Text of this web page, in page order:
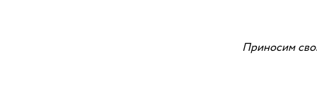
Приносим